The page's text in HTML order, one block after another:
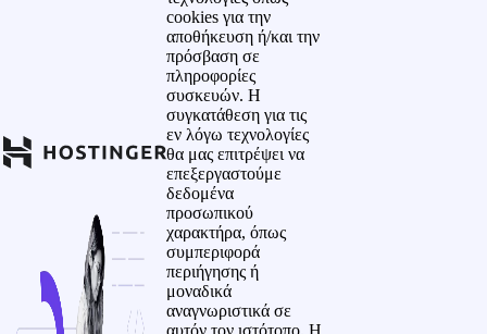
cookies για την
αποθήκευση ή/και την
πρόσβαση σε
πληροφορίες
συσκευών. Η
συγκατάθεση για τις
εν λόγω τεχνολογίες
θα μας επιτρέψει να
επεξεργαστούμε
δεδομένα
προσωπικού
χαρακτήρα, όπως
συμπεριφορά
περιήγησης ή
μοναδικά
αναγνωριστικά σε
αυτόν τον ιστότοπο. Η